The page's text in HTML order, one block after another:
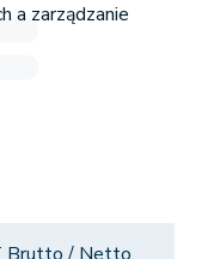
a zarządzanie